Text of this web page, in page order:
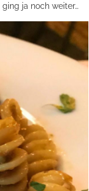
ja noch weiter…